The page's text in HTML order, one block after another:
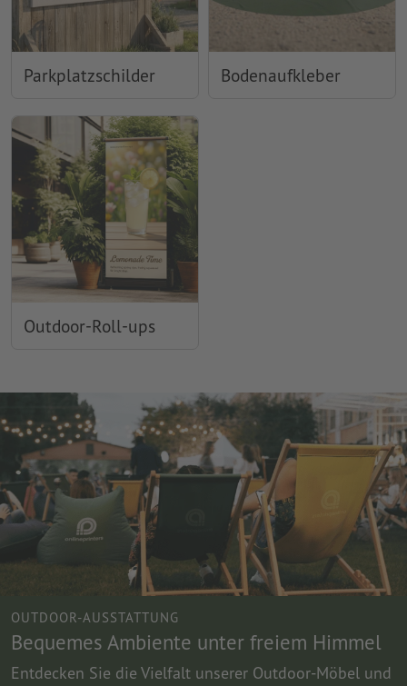
Parkplatzschilder Bodenaufkleber
Outdoor-Roll-ups
OUTDOOR-AUSSTATTUNG
Bequemes Ambiente unter freiem Himmel
Entdecken Sie die Vielfalt unserer Outdoor-Möbel und